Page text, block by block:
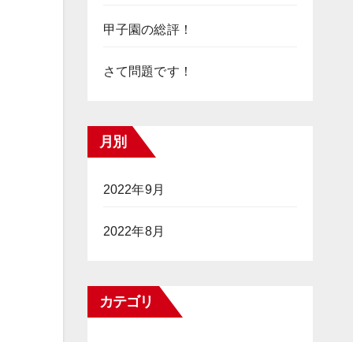
甲子園の総評！
さて問題です！
月別
2022年9月
2022年8月
カテゴリ